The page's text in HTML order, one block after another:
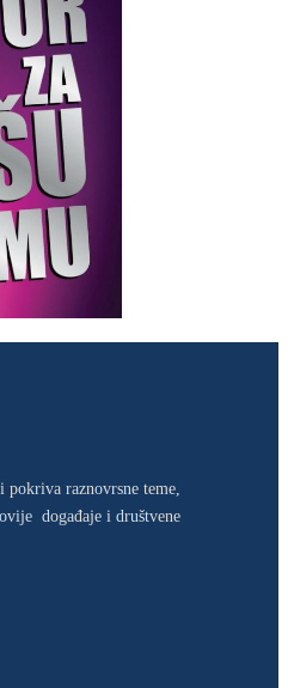
raznovrsne teme,
događaje i društvene